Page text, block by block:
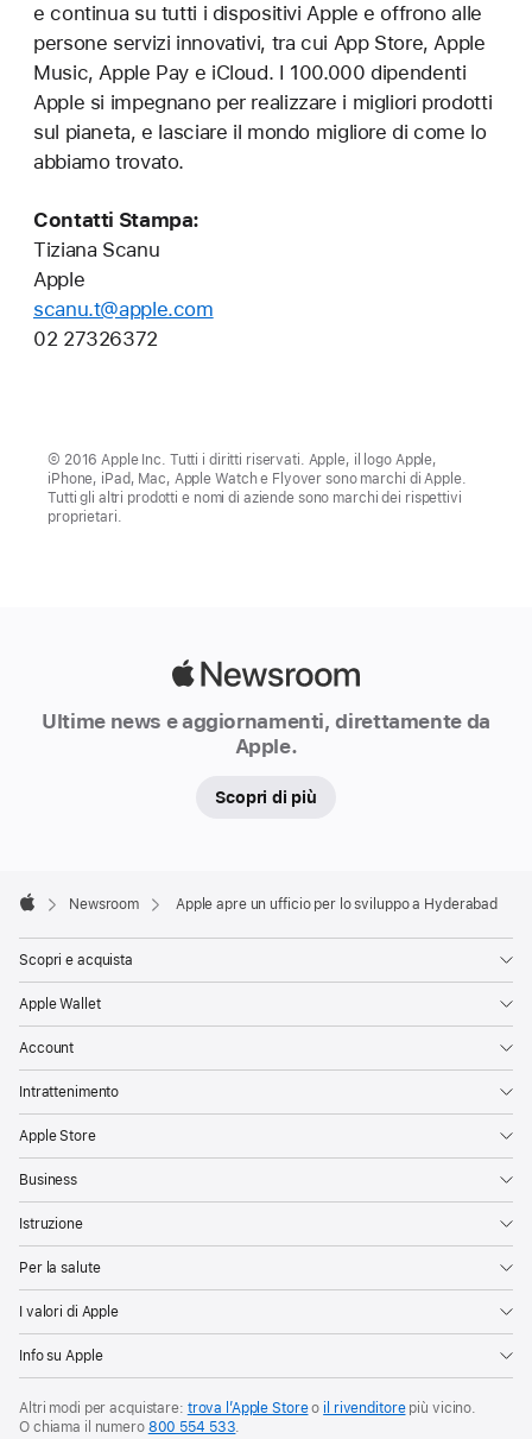
e continua su tutti i dispositivi Apple e offrono alle
persone servizi innovativi, tra cui App Store, Apple
Music, Apple Pay e iCloud. I 100.000 dipendenti
Apple si impegnano per realizzare i migliori prodotti
sul pianeta, e lasciare il mondo migliore di come lo
abbiamo trovato.
Contatti Stampa:
Tiziana Scanu
Apple
scanu.t@apple.com
02 27326372
© 2016 Apple Inc. Tutti i diritti riservati. Apple, il logo Apple,
iPhone, iPad, Mac, Apple Watch e Flyover sono marchi di Apple.
Tutti gli altri prodotti e nomi di aziende sono marchi dei rispettivi
proprietari.
Ultime news e aggiornamenti, direttamente da
Apple.
Scopri di più
Footer

Newsroom Apple apre un ufficio per lo sviluppo a Hyderabad
Scopri e acquista
Apple Wallet
Account
Intrattenimento
Apple Store
Business
Istruzione
Per la salute
I valori di Apple
Info su Apple
Altri modi per acquistare: trova l’Apple Storeo il rivenditorepiù vicino.
O chiama il numero 800 554 533.